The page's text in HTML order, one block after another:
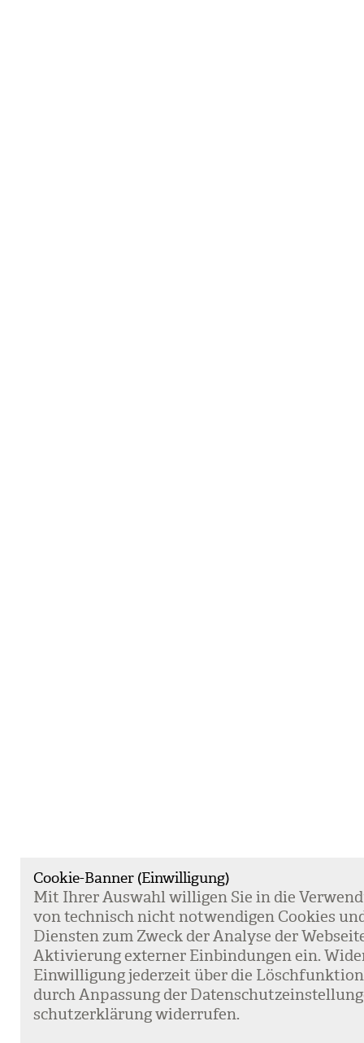
Cookie-Banner (Einwilligung)
Mit Ihrer Aus­wahl wil­li­gen Sie in die
von tech­nisch nicht not­wen­di­gen Coo­kies
Diens­ten zum Zweck der Ana­lyse der
Akti­vie­rung exter­ner Ein­bin­dun­gen ein.
Ein­wil­li­gung jeder­zeit über die
durch Anpas­sung der
schutz­er­klä­rung wider­ru­fen.